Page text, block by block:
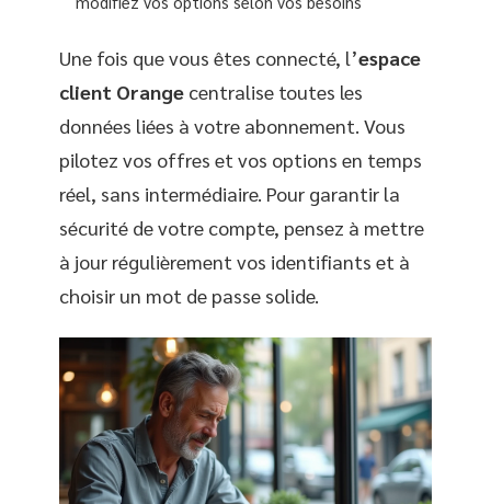
Une fois que vous êtes connecté, l’espace
client Orange centralise toutes les
données liées à votre abonnement. Vous
pilotez vos offres et vos options en temps
réel, sans intermédiaire. Pour garantir la
sécurité de votre compte, pensez à mettre
à jour régulièrement vos identifiants et à
choisir un mot de passe solide.